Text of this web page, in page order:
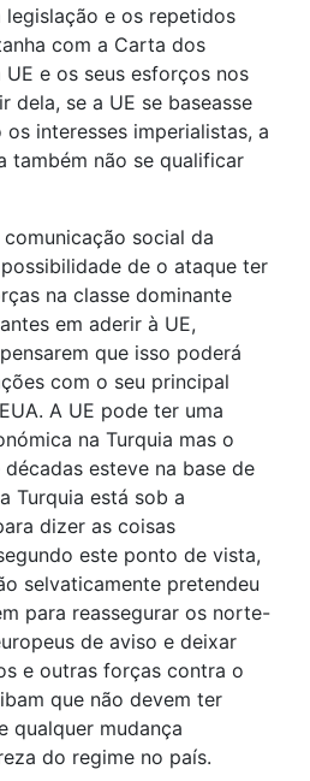
e os repetidos
com a Carta dos
e os seus esforços nos
dela, se a UE se baseasse
interesses imperialistas, a
também não se qualificar
social da
de o ataque ter
na classe dominante
em aderir à UE,
que isso poderá
com o seu principal
A UE pode ter uma
na Turquia mas o
esteve na base de
Turquia está sob a
dizer as coisas
este ponto de vista,
selvaticamente pretendeu
para reassegurar os norte-
de aviso e deixar
e outras forças contra o
que não devem ter
qualquer mudança
do regime no país.